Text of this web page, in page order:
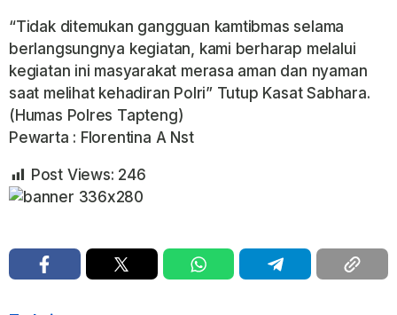
“Tidak ditemukan gangguan kamtibmas selama
berlangsungnya kegiatan, kami berharap melalui
kegiatan ini masyarakat merasa aman dan nyaman
saat melihat kehadiran Polri” Tutup Kasat Sabhara.
(Humas Polres Tapteng)
Pewarta : Florentina A Nst
Post Views: 246